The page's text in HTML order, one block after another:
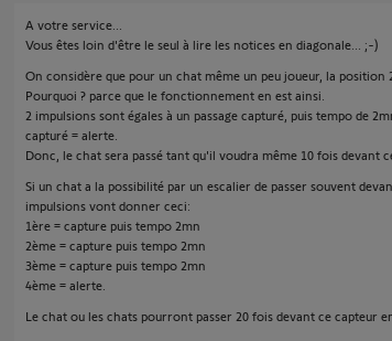
A votre service...
Vous êtes loin d'être le seul à lire les notices en diagonale... ;-)
On considère que pour un chat même un peu joueur, la position
Pourquoi ? parce que le fonctionnement en est ainsi.
2 impulsions sont égales à un passage capturé, puis tempo de
capturé = alerte.
Donc, le chat sera passé tant qu'il voudra même 10 fois devant
Si un chat a la possibilité par un escalier de passer souvent
impulsions vont donner ceci:
1ère = capture puis tempo 2mn
2ème = capture puis tempo 2mn
3ème = capture puis tempo 2mn
4ème = alerte.
Le chat ou les chats pourront passer 20 fois devant ce capteur